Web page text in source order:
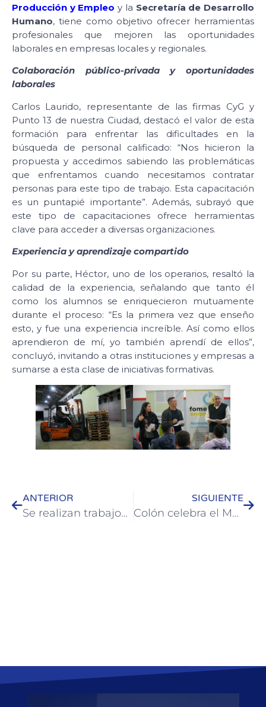
Producción y Empleo y la Secretaría de Desarrollo
Humano, tiene como objetivo ofrecer herramientas
profesionales que mejoren las oportunidades
laborales en empresas locales y regionales.
Colaboración público-privada y oportunidades
laborales
Carlos Laurido, representante de las firmas CyG y
Punto 13 de nuestra Ciudad, destacó el valor de esta
formación para enfrentar las dificultades en la
búsqueda de personal calificado: “Nos hicieron la
propuesta y accedimos sabiendo las problemáticas
que enfrentamos cuando necesitamos contratar
personas para este tipo de trabajo. Esta capacitación
es un puntapié importante”. Además, subrayó que
este tipo de capacitaciones ofrece herramientas
clave para acceder a diversas organizaciones.
Experiencia y aprendizaje compartido
Por su parte, Héctor, uno de los operarios, resaltó la
calidad de la experiencia, señalando que tanto él
como los alumnos se enriquecieron mutuamente
durante el proceso: “Es la primera vez que enseño
esto, y fue una experiencia increíble. Así como ellos
aprendieron de mí, yo también aprendí de ellos”,
concluyó, invitando a otras instituciones y empresas a
sumarse a esta clase de iniciativas formativas.
ANTERIOR
Se realizan trabajos en la Escuela Técnica y en el Hospital
SIGUIENTE
Colón celebra el Mes de la Alfabetización con actividades educativas y ambientales